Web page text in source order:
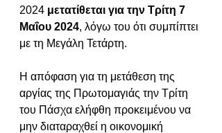
2024 μετατίθεται για την Τρίτη 7
Μαΐου 2024, λόγω του ότι συμπίπτει
με τη Μεγάλη Τετάρτη.
Η απόφαση για τη μετάθεση της
αργίας της Πρωτομαγιάς την Τρίτη
του Πάσχα ελήφθη προκειμένου να
μην διαταραχθεί η οικονομική